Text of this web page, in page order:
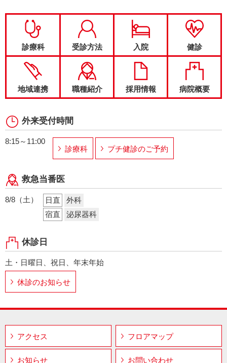
診療科 受診方法 入院 健診
地域連携 職種紹介 採用情報 病院概要
外来受付時間
8:15～11:00
診療科
プチ健診のご予約
救急当番医
8/8（土） 日直
外科
宿直
泌尿器科
休診日
土・日曜日、祝日、年末年始
休診のお知らせ
アクセス フロアマップ
お知らせ お問い合わせ